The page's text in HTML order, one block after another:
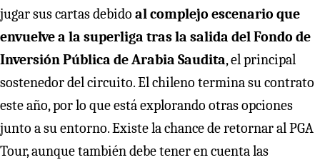
jugar sus cartas debido al complejo escenario que
envuelve a la superliga tras la salida del Fondo de
Inversión Pública de Arabia Saudita, el principal
sostenedor del circuito. El chileno termina su contrato
este año, por lo que está explorando otras opciones
junto a su entorno. Existe la chance de retornar al PGA
Tour, aunque también debe tener en cuenta las